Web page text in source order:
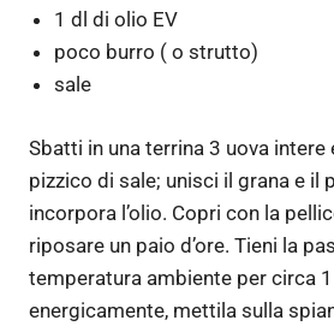
1 dl di olio EV
poco burro ( o strutto)
sale
Sbatti in una terrina 3 uova intere
pizzico di sale; unisci il grana e il
incorpora l’olio. Copri con la
riposare un paio d’ore. Tieni la
temperatura ambiente per circa
energicamente, mettila sulla